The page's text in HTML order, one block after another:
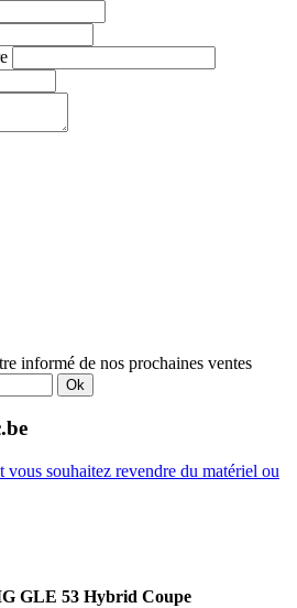
informé de nos prochaines ventes
Ok
GLE 53 Hybrid Coupe